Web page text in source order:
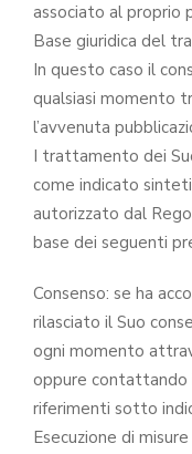
associato al proprio
Base giuridica del
In questo caso il
qualsiasi momento
l’avvenuta
I trattamento dei
come indicato
autorizzato dal
base dei seguenti
Consenso: se ha
rilasciato il Suo
ogni momento
oppure
riferimenti sotto
Esecuzione di